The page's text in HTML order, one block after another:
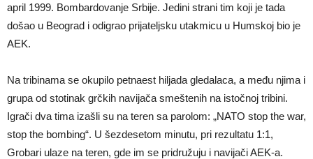
april 1999. Bombardovanje Srbije. Jedini strani tim koji je tada
došao u Beograd i odigrao prijateljsku utakmicu u Humskoj bio je
AEK.
Na tribinama se okupilo petnaest hiljada gledalaca, a među njima i
grupa od stotinak grčkih navijača smeštenih na istočnoj tribini.
Igrači dva tima izašli su na teren sa parolom: „NATO stop the war,
stop the bombing“. U šezdesetom minutu, pri rezultatu 1:1,
Grobari ulaze na teren, gde im se pridružuju i navijači AEK-a.